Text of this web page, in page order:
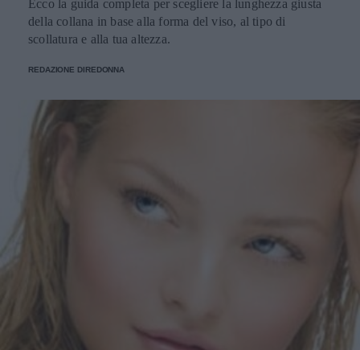
Ecco la guida completa per scegliere la lunghezza giusta
della collana in base alla forma del viso, al tipo di
scollatura e alla tua altezza.
REDAZIONE DIREDONNA